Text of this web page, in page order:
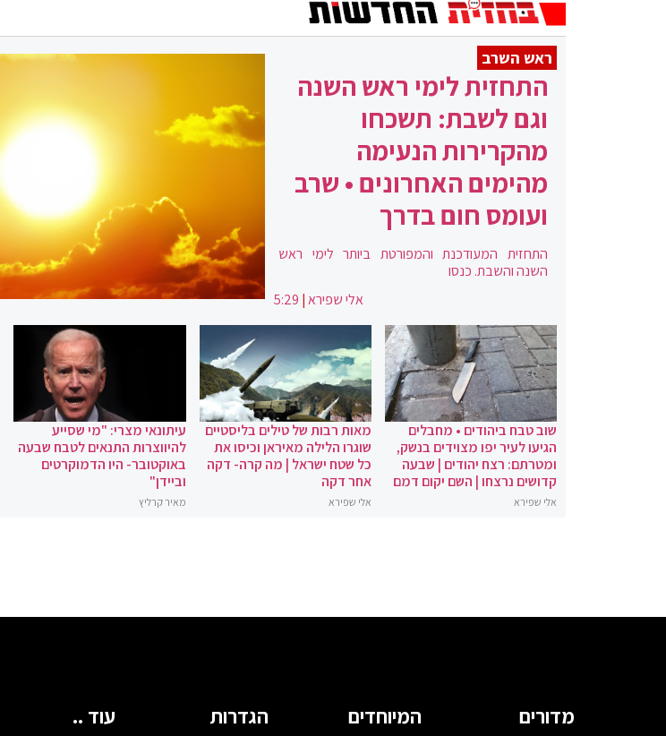
ראש השרב
התחזית לימי ראש השנה
וגם לשבת: תשכחו
מהקרירות הנעימה
מהימים האחרונים • שרב
ועומס חום בדרך
התחזית המעודכנת והמפורטת ביותר לימי ראש
השנה והשבת. כנסו
אלי שפירא|
5:29
שוב טבח ביהודים • מחבלים
הגיעו לעיר יפו מצוידים בנשק,
ומטרתם: רצח יהודים | שבעה
קדושים נרצחו | השם יקום דמם
אלי שפירא
מאות רבות של טילים בליסטיים
שוגרו הלילה מאיראן וכיסו את
כל שטח ישראל | מה קרה- דקה
אחר דקה
אלי שפירא
עיתונאי מצרי: "מי שסייע
להיווצרות התנאים לטבח שבעה
באוקטובר- היו הדמוקרטים
וביידן"
מאיר קרליץ
מדורים המיוחדים הגדרות עוד ..